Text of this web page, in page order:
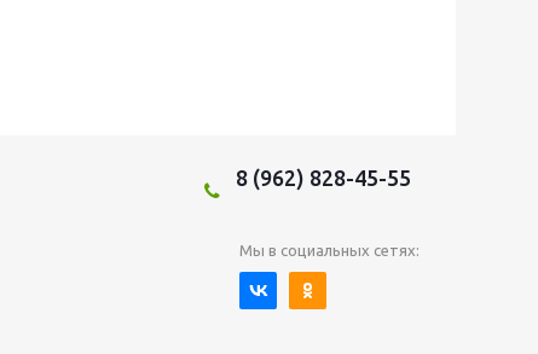
8 (962) 828-45-55
Мы в социальных сетях: